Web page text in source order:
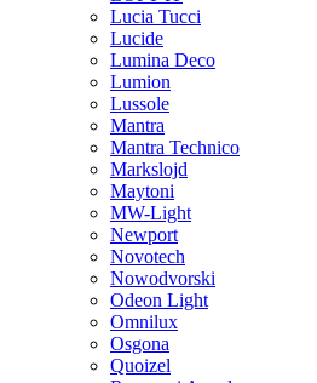
Lucia Tucci
Lucide
Lumina Deco
Lumion
Lussole
Mantra
Mantra Technico
Markslojd
Maytoni
MW-Light
Newport
Novotech
Nowodvorski
Odeon Light
Omnilux
Osgona
Quoizel